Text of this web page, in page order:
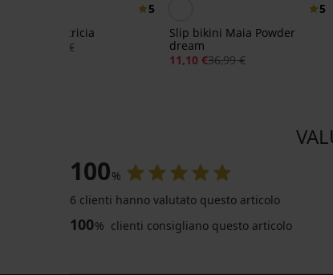
5
bikini Patricia
40,99 €
5
Slip bikini Maia Powder
dream
11,10 €36,99 €
100%
6 clienti hanno valutato questo articolo
100% clienti consigliano questo articolo